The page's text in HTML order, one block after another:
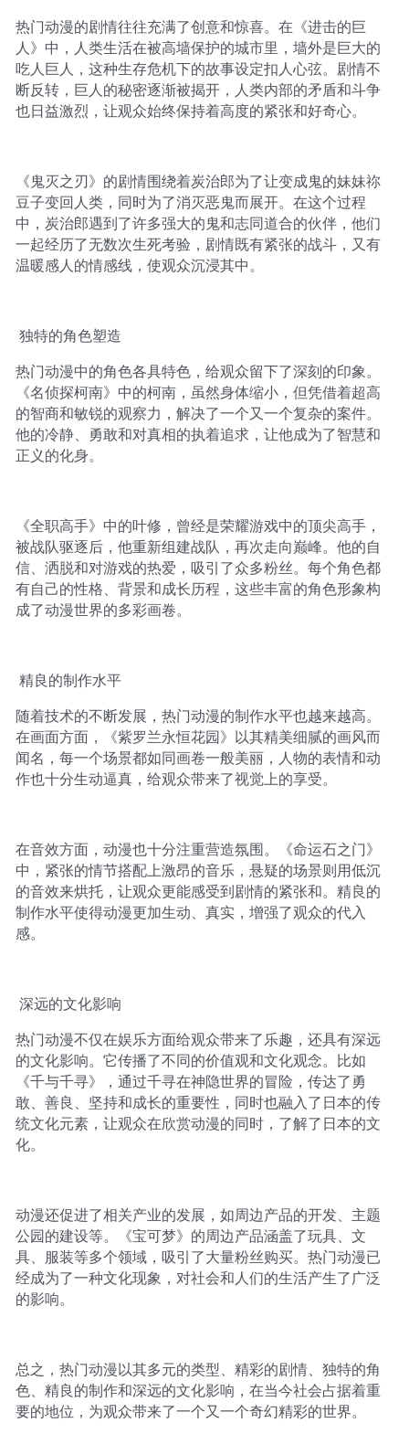
热门动漫的剧情往往充满了创意和惊喜。在《进击的巨
人》中，人类生活在被高墙保护的城市里，墙外是巨大的
吃人巨人，这种生存危机下的故事设定扣人心弦。剧情不
断反转，巨人的秘密逐渐被揭开，人类内部的矛盾和斗争
也日益激烈，让观众始终保持着高度的紧张和好奇心。
《鬼灭之刃》的剧情围绕着炭治郎为了让变成鬼的妹妹祢
豆子变回人类，同时为了消灭恶鬼而展开。在这个过程
中，炭治郎遇到了许多强大的鬼和志同道合的伙伴，他们
一起经历了无数次生死考验，剧情既有紧张的战斗，又有
温暖感人的情感线，使观众沉浸其中。
独特的角色塑造
热门动漫中的角色各具特色，给观众留下了深刻的印象。
《名侦探柯南》中的柯南，虽然身体缩小，但凭借着超高
的智商和敏锐的观察力，解决了一个又一个复杂的案件。
他的冷静、勇敢和对真相的执着追求，让他成为了智慧和
正义的化身。
《全职高手》中的叶修，曾经是荣耀游戏中的顶尖高手，
被战队驱逐后，他重新组建战队，再次走向巅峰。他的自
信、洒脱和对游戏的热爱，吸引了众多粉丝。每个角色都
有自己的性格、背景和成长历程，这些丰富的角色形象构
成了动漫世界的多彩画卷。
精良的制作水平
随着技术的不断发展，热门动漫的制作水平也越来越高。
在画面方面，《紫罗兰永恒花园》以其精美细腻的画风而
闻名，每一个场景都如同画卷一般美丽，人物的表情和动
作也十分生动逼真，给观众带来了视觉上的享受。
在音效方面，动漫也十分注重营造氛围。《命运石之门》
中，紧张的情节搭配上激昂的音乐，悬疑的场景则用低沉
的音效来烘托，让观众更能感受到剧情的紧张和。精良的
制作水平使得动漫更加生动、真实，增强了观众的代入
感。
深远的文化影响
热门动漫不仅在娱乐方面给观众带来了乐趣，还具有深远
的文化影响。它传播了不同的价值观和文化观念。比如
《千与千寻》，通过千寻在神隐世界的冒险，传达了勇
敢、善良、坚持和成长的重要性，同时也融入了日本的传
统文化元素，让观众在欣赏动漫的同时，了解了日本的文
化。
动漫还促进了相关产业的发展，如周边产品的开发、主题
公园的建设等。《宝可梦》的周边产品涵盖了玩具、文
具、服装等多个领域，吸引了大量粉丝购买。热门动漫已
经成为了一种文化现象，对社会和人们的生活产生了广泛
的影响。
总之，热门动漫以其多元的类型、精彩的剧情、独特的角
色、精良的制作和深远的文化影响，在当今社会占据着重
要的地位，为观众带来了一个又一个奇幻精彩的世界。